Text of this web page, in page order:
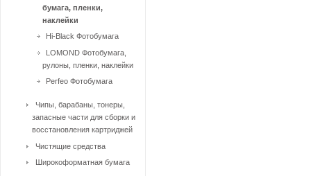
бумага, пленки,
наклейки
Hi-Black Фотобумага
LOMOND Фотобумага,
рулоны, пленки, наклейки
Perfeo Фотобумага
Чипы, барабаны, тонеры,
запасные части для сборки и
восстановления картриджей
Чистящие средства
Широкоформатная бумага